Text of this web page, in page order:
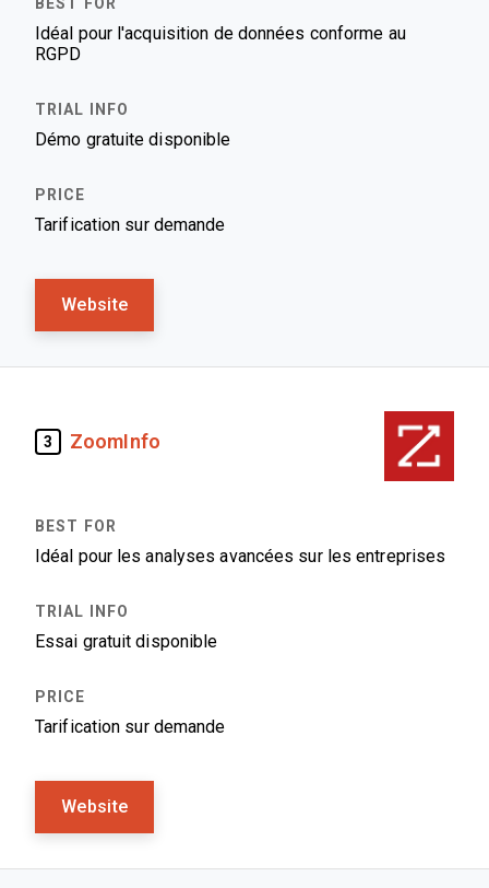
Idéal pour l'acquisition de données conforme au
RGPD
Démo gratuite disponible
Tarification sur demande
Website
3 ZoomInfo
Idéal pour les analyses avancées sur les entreprises
Essai gratuit disponible
Tarification sur demande
Website